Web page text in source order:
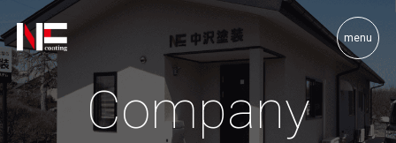
menu
Company